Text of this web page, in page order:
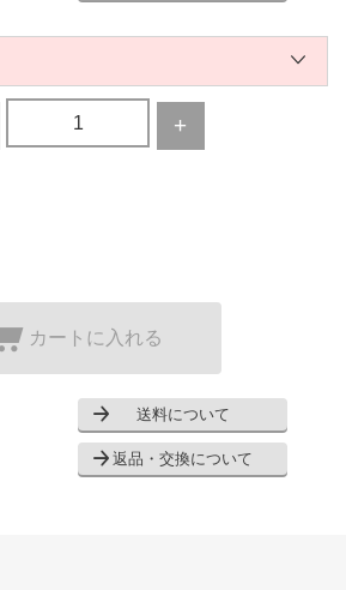
カートに入れる
送料について
返品・交換について